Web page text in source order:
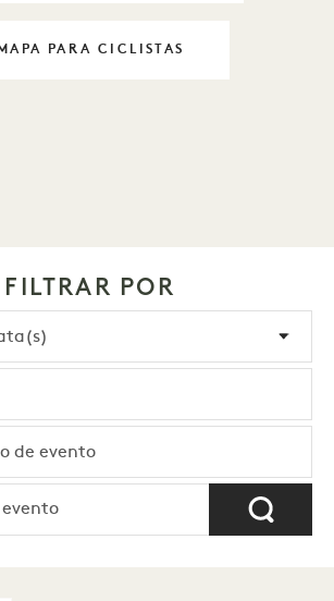
MAPA PARA CICLISTAS
DAYLIFE 1
FILTRAR POR